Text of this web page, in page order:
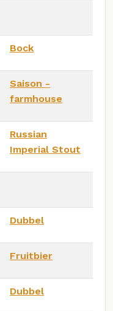
Bock
Saison -
farmhouse
Russian
Imperial Stout
Dubbel
Fruitbier
Dubbel